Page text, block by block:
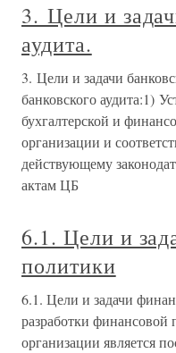
3. Цели и
аудита.
3. Цели и задачи
банковского аудита:1)
бухгалтерской и
организации и
действующему
актам ЦБ
6.1. Цели и
политики
6.1. Цели и задачи
разработки финансовой
организации является